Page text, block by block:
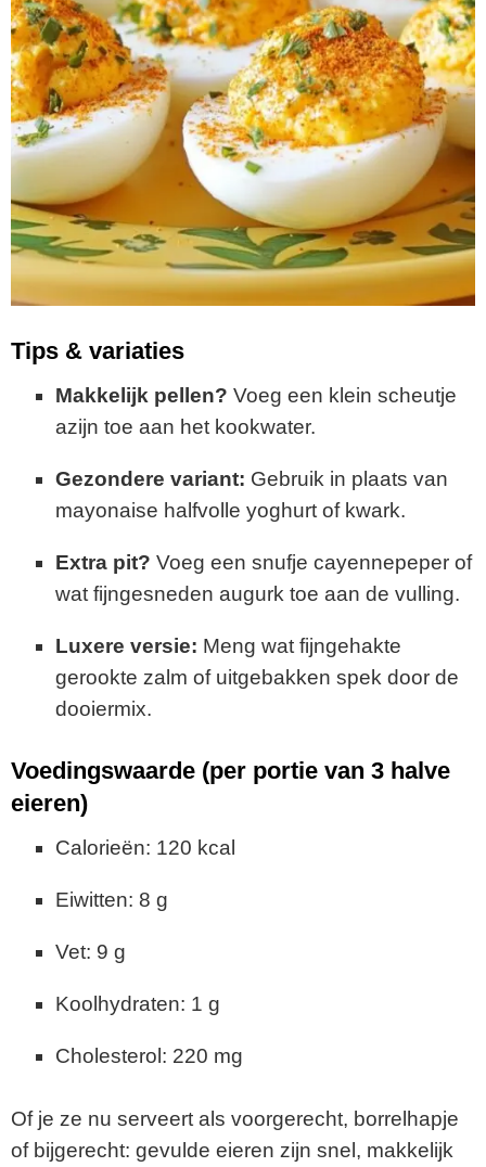
Tips & variaties
Makkelijk pellen? Voeg een klein scheutje
azijn toe aan het kookwater.
Gezondere variant: Gebruik in plaats van
mayonaise halfvolle yoghurt of kwark.
Extra pit? Voeg een snufje cayennepeper of
wat fijngesneden augurk toe aan de vulling.
Luxere versie: Meng wat fijngehakte
gerookte zalm of uitgebakken spek door de
dooiermix.
Voedingswaarde (per portie van 3 halve
eieren)
Calorieën: 120 kcal
Eiwitten: 8 g
Vet: 9 g
Koolhydraten: 1 g
Cholesterol: 220 mg
Of je ze nu serveert als voorgerecht, borrelhapje
of bijgerecht: gevulde eieren zijn snel, makkelijk